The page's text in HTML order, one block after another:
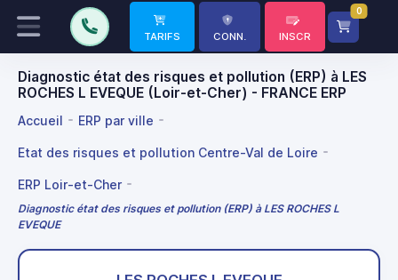
TARIFS CONN. INSCR
0
Diagnostic état des risques et pollution (ERP) à LES
ROCHES L EVEQUE (Loir-et-Cher) - FRANCE ERP
Accueil ERP par ville
Etat des risques et pollution Centre-Val de Loire
ERP Loir-et-Cher
Diagnostic état des risques et pollution (ERP) à LES ROCHES L
EVEQUE